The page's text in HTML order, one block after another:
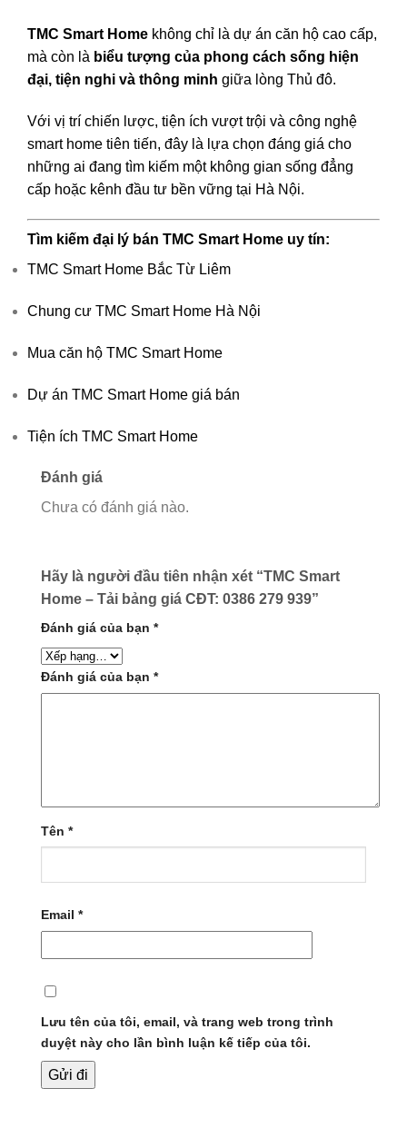
TMC Smart Home không chỉ là dự án căn hộ cao cấp,
mà còn là biểu tượng của phong cách sống hiện
đại, tiện nghi và thông minh giữa lòng Thủ đô.
Với vị trí chiến lược, tiện ích vượt trội và công nghệ
smart home tiên tiến, đây là lựa chọn đáng giá cho
những ai đang tìm kiếm một không gian sống đẳng
cấp hoặc kênh đầu tư bền vững tại Hà Nội.
Tìm kiếm đại lý bán TMC Smart Home uy tín:
TMC Smart Home Bắc Từ Liêm
Chung cư TMC Smart Home Hà Nội
Mua căn hộ TMC Smart Home
Dự án TMC Smart Home giá bán
Tiện ích TMC Smart Home
Đánh giá
Chưa có đánh giá nào.
Hãy là người đầu tiên nhận xét “TMC Smart
Home – Tải bảng giá CĐT: 0386 279 939”
Đánh giá của bạn *
Đánh giá của bạn *
Tên *
Email *
Lưu tên của tôi, email, và trang web trong trình
duyệt này cho lần bình luận kế tiếp của tôi.